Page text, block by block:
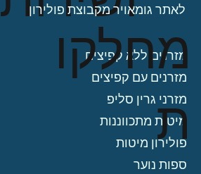
מזרנים ללא קפיצים
מזרנים עם קפיצים
מזרני גרין סליפ
מיטות מתכווננות
פולירון מיטות
ספות נוער
לאתר גומאויר מקבוצת פולירון
מחלקו
ת